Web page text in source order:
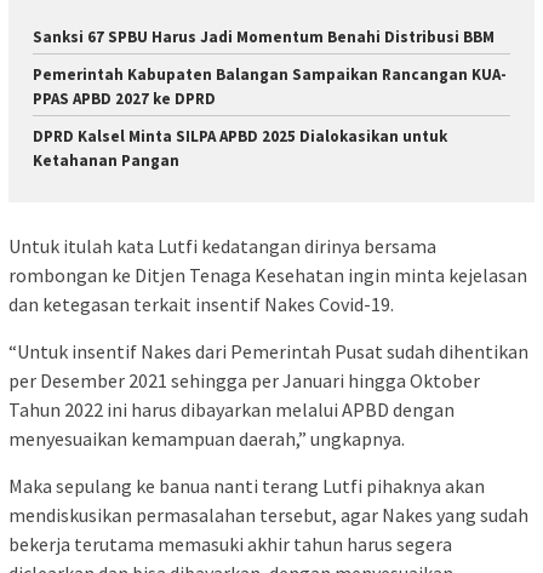
Sanksi 67 SPBU Harus Jadi Momentum Benahi Distribusi BBM
Pemerintah Kabupaten Balangan Sampaikan Rancangan KUA-
PPAS APBD 2027 ke DPRD
DPRD Kalsel Minta SILPA APBD 2025 Dialokasikan untuk
Ketahanan Pangan
Untuk itulah kata Lutfi kedatangan dirinya bersama
rombongan ke Ditjen Tenaga Kesehatan ingin minta kejelasan
dan ketegasan terkait insentif Nakes Covid-19.
“Untuk insentif Nakes dari Pemerintah Pusat sudah dihentikan
per Desember 2021 sehingga per Januari hingga Oktober
Tahun 2022 ini harus dibayarkan melalui APBD dengan
menyesuaikan kemampuan daerah,” ungkapnya.
Maka sepulang ke banua nanti terang Lutfi pihaknya akan
mendiskusikan permasalahan tersebut, agar Nakes yang sudah
bekerja terutama memasuki akhir tahun harus segera